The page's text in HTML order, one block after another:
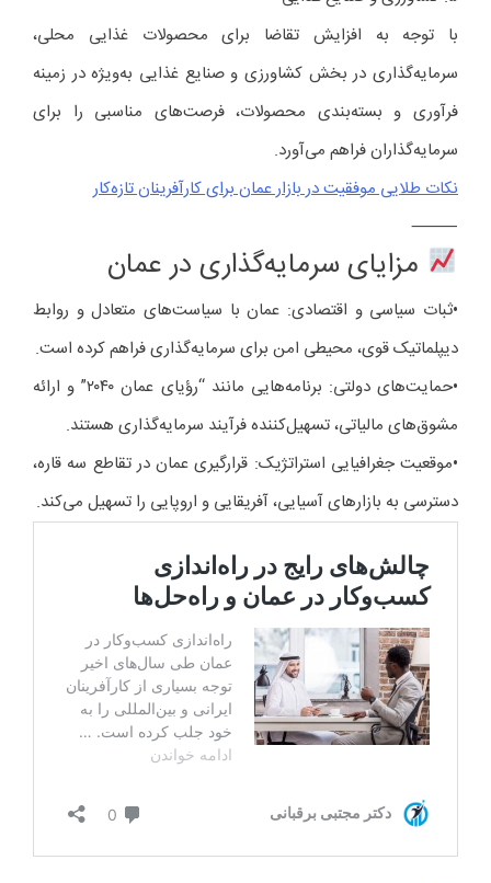
با توجه به افزایش تقاضا برای محصولات غذایی محلی،
سرمایه‌گذاری در بخش کشاورزی و صنایع غذایی به‌ویژه در زمینه
فرآوری و بسته‌بندی محصولات، فرصت‌های مناسبی را برای
سرمایه‌گذاران فراهم می‌آورد.
نکات طلایی موفقیت در بازار عمان برای کارآفرینان تازه‌کار
⸻
مزایای سرمایه‌گذاری در عمان
•ثبات سیاسی و اقتصادی: عمان با سیاست‌های متعادل و روابط
دیپلماتیک قوی، محیطی امن برای سرمایه‌گذاری فراهم کرده است.
•حمایت‌های دولتی: برنامه‌هایی مانند “رؤیای عمان ۲۰۴۰” و ارائه
مشوق‌های مالیاتی، تسهیل‌کننده فرآیند سرمایه‌گذاری هستند.
•موقعیت جغرافیایی استراتژیک: قرارگیری عمان در تقاطع سه قاره،
دسترسی به بازارهای آسیایی، آفریقایی و اروپایی را تسهیل می‌کند.